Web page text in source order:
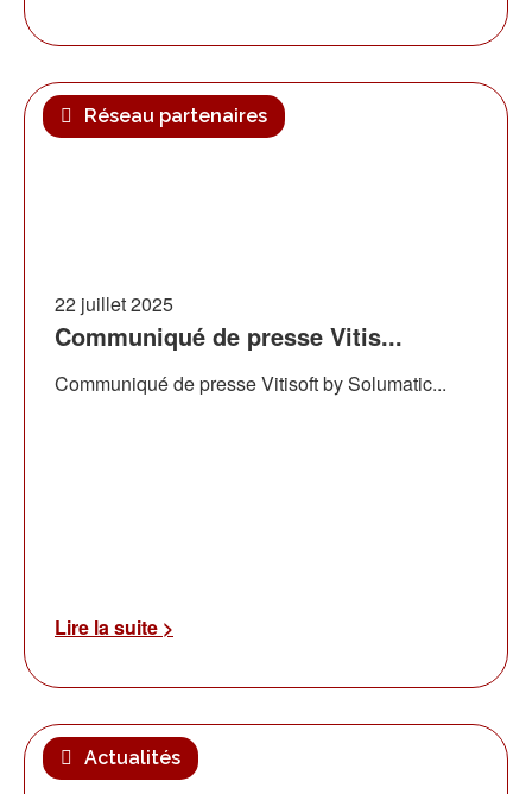
Réseau partenaires
22 juillet 2025
Communiqué de presse Vitis...
Communiqué de presse Vitisoft by Solumatic...
Lire la suite >
Actualités